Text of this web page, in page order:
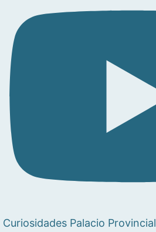
Curiosidades Palacio Provincial